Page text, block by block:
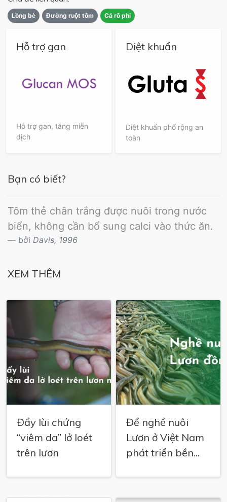
Lồng bè Đường ruột tôm Cá rô phi
Hỗ trợ gan
Hỗ trợ gan, tăng miễn
dịch
Diệt khuẩn
Diệt khuẩn phổ rộng an
toàn
Bạn có biết?
Tôm thẻ chân trắng được nuôi trong nước
biển, không cần bổ sung calci vào thức ăn.
bởi Davis, 1996
XEM THÊM
Đẩy lùi chứng
“viêm da” lở loét
trên lươn
Để nghề nuôi
Lươn ở Việt Nam
phát triển bền...